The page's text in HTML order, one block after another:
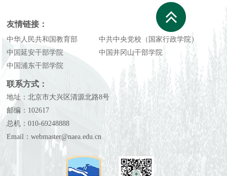
友情链接：
中华人民共和国教育部
中共中央党校（国家行政学院）
中国延安干部学院
中国井冈山干部学院
中国浦东干部学院
联系方式：
地址：北京市大兴区清源北路8号
邮编：102617
总机：010-69248888
Email：webmaster@naea.edu.cn